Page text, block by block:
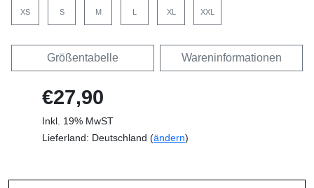
XS S M XL XXL
Größentabelle Wareninformationen
€27,90
Inkl. 19% MwST
Lieferland: Deutschland (ändern)